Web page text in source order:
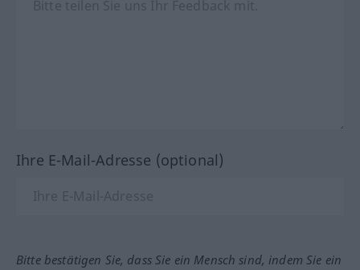
Ihre E-Mail-Adresse (optional)
Bitte bestätigen Sie, dass Sie ein Mensch sind, indem Sie ein